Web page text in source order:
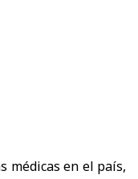
médicas en el país,